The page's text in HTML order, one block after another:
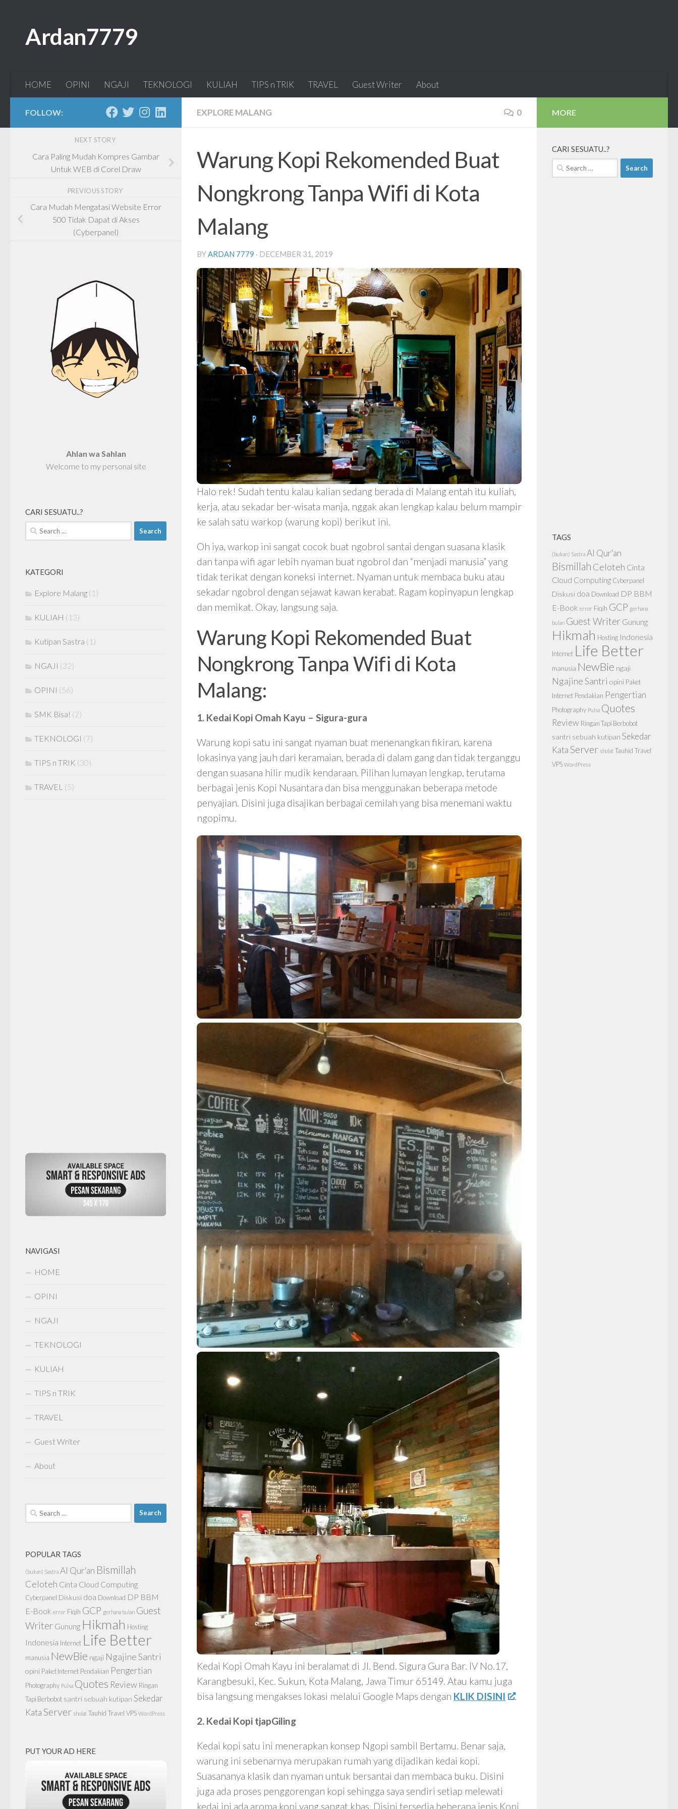
Ardan7779
HOME OPINI NGAJI TEKNOLOGI KULIAH TIPS n TRIK TRAVEL Guest Writer About
EXPLORE MALANG 0
Warung Kopi Rekomended Buat
Nongkrong Tanpa Wifi di Kota
Malang
BYARDAN 7779 · DECEMBER 31, 2019
Halo rek! Sudah tentu kalau kalian sedang berada di Malang entah itu kuliah,
kerja, atau sekadar ber-wisata manja, nggak akan lengkap kalau belum mampir
ke salah satu warkop (warung kopi) berikut ini.
Oh iya, warkop ini sangat cocok buat ngobrol santai dengan suasana klasik
dan tanpa wifi agar lebih nyaman buat ngobrol dan “menjadi manusia” yang
tidak terikat dengan koneksi internet. Nyaman untuk membaca buku atau
sekadar ngobrol dengan sejawat kawan kerabat. Ragam kopinyapun lengkap
dan memikat. Okay, langsung saja.
Warung Kopi Rekomended Buat
Nongkrong Tanpa Wifi di Kota
Malang:
1. Kedai Kopi Omah Kayu – Sigura-gura
Warung kopi satu ini sangat nyaman buat menenangkan fikiran, karena
lokasinya yang jauh dari keramaian, berada di dalam gang dan tidak terganggu
dengan suasana hilir mudik kendaraan. Pilihan lumayan lengkap, terutama
berbagai jenis Kopi Nusantara dan bisa menggunakan beberapa metode
penyajian. Disini juga disajikan berbagai cemilah yang bisa menemani waktu
ngopimu.
Kedai Kopi Omah Kayu ini beralamat di Jl. Bend. Sigura Gura Bar. IV No.17,
Karangbesuki, Kec. Sukun, Kota Malang, Jawa Timur 65149. Atau kamu juga
bisa langsung mengakses lokasi melalui Google Maps dengan KLIK DISINI .
2. Kedai Kopi tjapGiling
Kedai kopi satu ini menerapkan konsep Ngopi sambil Bertamu. Benar saja,
warung ini sebenarnya merupakan rumah yang dijadikan kedai kopi.
Suasananya klasik dan nyaman untuk bersantai dan membaca buku. Disini
juga ada proses penggorengan kopi sehingga saya sendiri setiap melewati
kedai ini ada aroma kopi yang sangat khas. Disini tersedia beberapa jenis Kopi
FOLLOW:
NEXT STORY
Cara Paling Mudah Kompres Gambar
Untuk WEB di Corel Draw
PREVIOUS STORY
Cara Mudah Mengatasi Website Error
500 Tidak Dapat di Akses
(Cyberpanel)
Ahlan wa Sahlan
Welcome to my personal site
CARI SESUATU..?
Search
for:
KATEGORI
Explore Malang (1)
KULIAH (13)
Kutipan Sastra (1)
NGAJI (32)
OPINI (56)
SMK Bisa! (2)
TEKNOLOGI (7)
TIPS n TRIK (30)
TRAVEL (5)
NAVIGASI
HOME
OPINI
NGAJI
TEKNOLOGI
KULIAH
TIPS n TRIK
TRAVEL
Guest Writer
About
Search
for:
POPULAR TAGS
(bukan) Sastra Al Qur'an Bismillah
Celoteh Cinta Cloud Computing
Cyberpanel Diskusi doa Download DP BBM
E-Book error Fiqih GCP gerhana bulan Guest
Writer Gunung Hikmah Hosting
Indonesia Internet Life Better
manusia NewBie ngaji Ngajine Santri
opini Paket Internet Pendakian Pengertian
Photography Pulsa Quotes Review Ringan
Tapi Berbobot santri sebuah kutipan Sekedar
KataServer sholat Tauhid Travel VPS WordPress
PUT YOUR AD HERE
MORE
CARI SESUATU..?
Search
for:
TAGS
(bukan) Sastra Al Qur'an
Bismillah Celoteh Cinta
Cloud Computing Cyberpanel
Diskusi doa Download DP BBM
E-Book error Fiqih GCP gerhana
bulan Guest Writer Gunung
Hikmah Hosting Indonesia
Internet Life Better
manusia NewBie ngaji
Ngajine Santri opini Paket
Internet Pendakian Pengertian
Photography Pulsa Quotes
Review Ringan Tapi Berbobot
santri sebuah kutipan Sekedar
KataServer sholat Tauhid Travel
VPS WordPress